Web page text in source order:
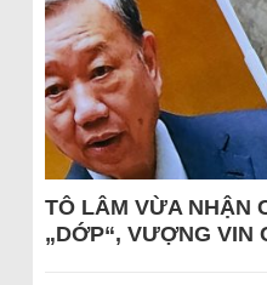
TÔ LÂM VỪA NHẬN
„DỚP“, VƯỢNG VIN